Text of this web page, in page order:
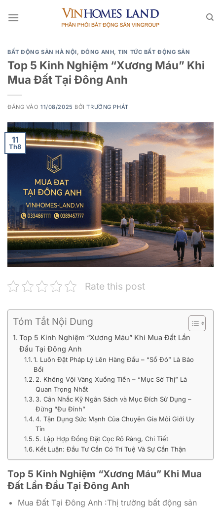
qua
BẤT ĐỘNG SẢN HÀ NỘI, ĐÔNG ANH,TIN TỨC BẤT ĐỘNG SẢN
Top 5 Kinh Nghiệm “Xương Máu” Khi
Mua Đất Tại Đông Anh
ĐĂNG VÀO11/08/2025 BỞITRƯỜNG PHÁT
11
Th8
Rate this post
Tóm Tắt Nội Dung
Top 5 Kinh Nghiệm “Xương Máu” Khi Mua Đất Lần
Đầu Tại Đông Anh
1. Luôn Đặt Pháp Lý Lên Hàng Đầu – “Sổ Đỏ” Là Bảo
Bối
2. Không Vội Vàng Xuống Tiền – “Mục Sở Thị” Là
Quan Trọng Nhất
3. Cân Nhắc Kỹ Ngân Sách và Mục Đích Sử Dụng –
Đừng “Đu Đỉnh”
4. Tận Dụng Sức Mạnh Của Chuyên Gia Môi Giới Uy
Tín
5. Lập Hợp Đồng Đặt Cọc Rõ Ràng, Chi Tiết
Kết Luận: Đầu Tư Cần Có Trí Tuệ Và Sự Cẩn Thận
Top 5 Kinh Nghiệm “Xương Máu” Khi Mua
Đất Lần Đầu Tại Đông Anh
Mua Đất Tại Đông Anh :Thị trường bất động sản